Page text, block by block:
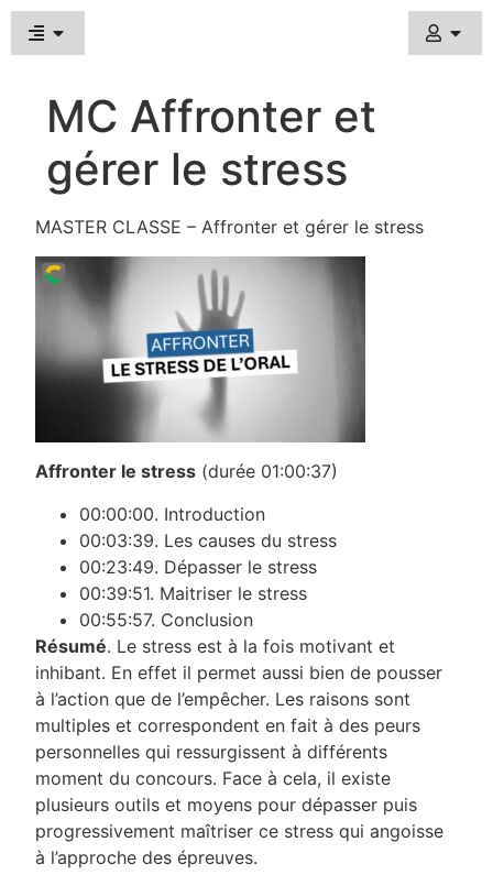
MC Affronter et
gérer le stress
MASTER CLASSE – Affronter et gérer le stress
Affronter le stress (durée 01:00:37)
00:00:00. Introduction
00:03:39. Les causes du stress
00:23:49. Dépasser le stress
00:39:51. Maitriser le stress
00:55:57. Conclusion
Résumé. Le stress est à la fois motivant et
inhibant. En effet il permet aussi bien de pousser
à l’action que de l’empêcher. Les raisons sont
multiples et correspondent en fait à des peurs
personnelles qui ressurgissent à différents
moment du concours. Face à cela, il existe
plusieurs outils et moyens pour dépasser puis
progressivement maîtriser ce stress qui angoisse
à l’approche des épreuves.